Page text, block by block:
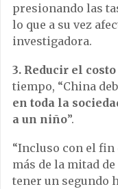
presionando las
lo que a su vez
investigadora.
3. Reducir el
tiempo, “China
en toda la
a un niño”.
“Incluso con el
más de la mitad
tener un segundo